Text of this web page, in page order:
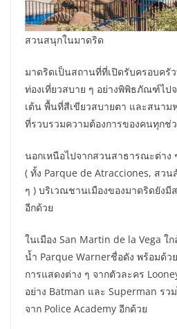
สวนสนุกในมาดริด
มาดริดเป็นสถานที่ที่เปิดรับครอบครั
ท่องเที่ยวสบาย ๆ อย่างพิพิธภัณฑ์ไ
เต้น พื้นที่สีเขียวสบายตา และสนาม
ที่รวบรวมความต้องการของคนทุกช่
นอกเหนือไปจากสวนสาธารณะต่าง
( ทั้ง Parque de Atracciones, สว
ๆ ) บริเวณชานเมืองของมาดริดยัง
อีกด้วย
ในเมือง San Martin de la Vega
น้ำ Parque Warnerชื่อดัง พร้อมด้ว
การแสดงต่าง ๆ จากตัวละคร
อย่าง Batman และ Superman รว
จาก Police Academy อีกด้วย